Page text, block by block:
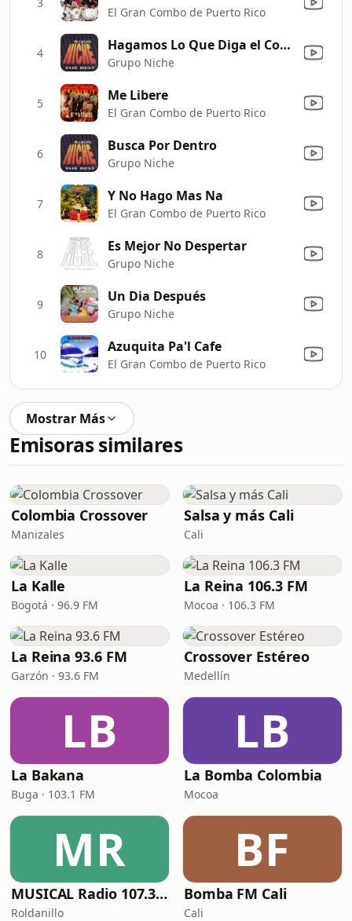
El Gran Combo de Puerto Rico
4 Hagamos Lo Que Diga el Corazón
Grupo Niche
5 Me Libere
El Gran Combo de Puerto Rico
6 Busca Por Dentro
Grupo Niche
7 Y No Hago Mas Na
El Gran Combo de Puerto Rico
8 Es Mejor No Despertar
Grupo Niche
9 Un Dia Después
Grupo Niche
10 Azuquita Pa'l Cafe
El Gran Combo de Puerto Rico
Mostrar Más
Emisoras similares
Colombia Crossover
Manizales
Salsa y más Cali
Cali
La Kalle
Bogotá · 96.9 FM
La Reina 106.3 FM
Mocoa · 106.3 FM
La Reina 93.6 FM
Garzón · 93.6 FM
Crossover Estéreo
Medellín
LB
La Bakana
Buga · 103.1 FM
LB
La Bomba Colombia
Mocoa
MR
MUSICAL Radio 107.3 HD
Roldanillo
BF
Bomba FM Cali
Cali